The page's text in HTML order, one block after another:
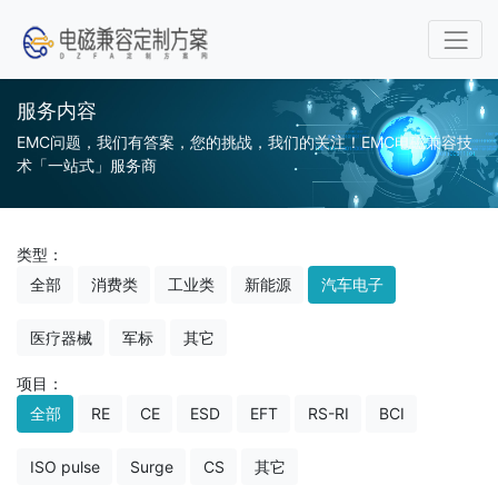
服务内容
EMC问题，我们有答案，您的挑战，我们的关注！EMC电磁兼容技
术「一站式」服务商
类型：
全部
消费类 工业类 新能源 汽车电子
医疗器械 军标 其它
项目：
全部
RE CE ESD EFT RS-RI BCI
ISO pulse Surge CS 其它